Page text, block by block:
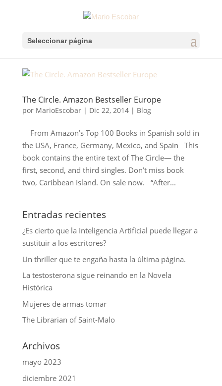
Seleccionar página
The Circle. Amazon Bestseller Europe
por MarioEscobar| Dic 22, 2014| Blog
From Amazon’s Top 100 Books in Spanish sold in
the USA, France, Germany, Mexico, and Spain This
book contains the entire text of The Circle— the
first, second, and third singles. Don’t miss book
two, Caribbean Island. On sale now. “After...
Entradas recientes
¿Es cierto que la Inteligencia Artificial puede llegar a
sustituir a los escritores?
Un thriller que te engaña hasta la última página.
La testosterona sigue reinando en la Novela
Histórica
Mujeres de armas tomar
The Librarian of Saint-Malo
Archivos
mayo 2023
diciembre 2021